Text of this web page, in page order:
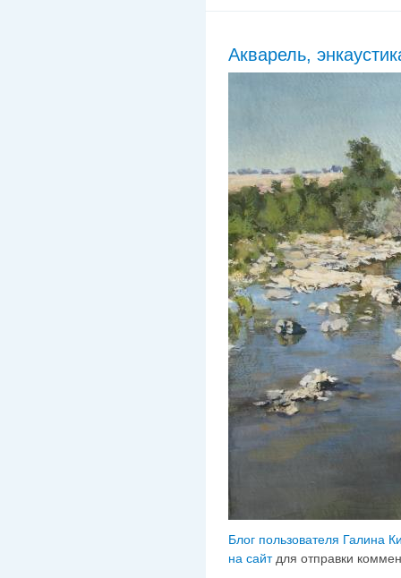
Акварель,
Блог пользователя Галина
на сайтдля отправки